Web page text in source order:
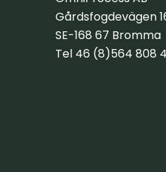
Gårdsfogdevägen
SE-168 67 Bromma
Tel 46 (8)564 808